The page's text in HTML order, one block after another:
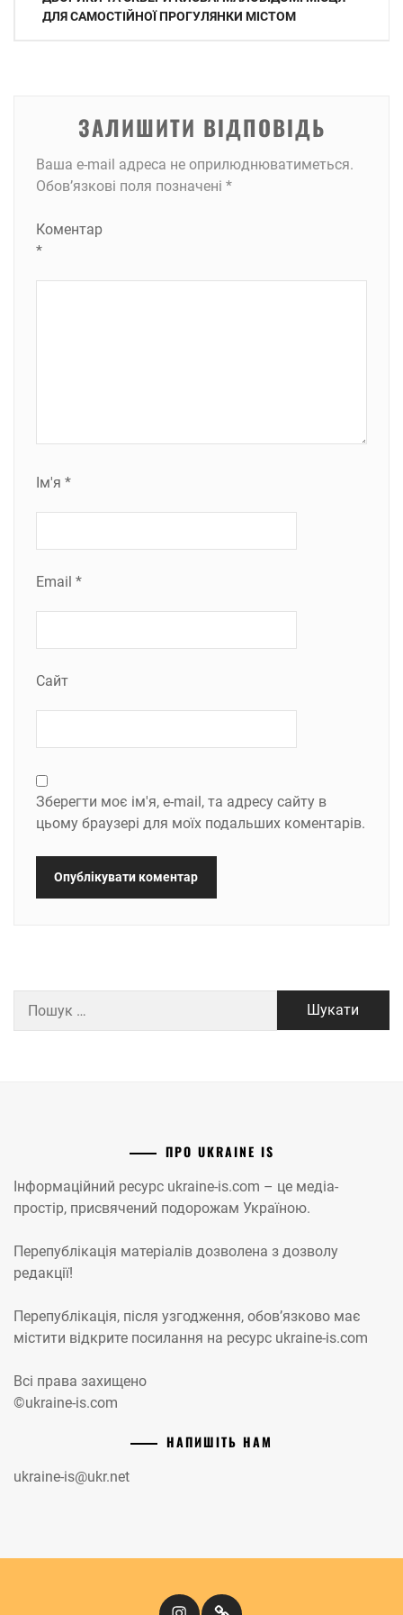
записів
ДЛЯ САМОСТІЙНОЇ ПРОГУЛЯНКИ МІСТОМ
ЗАЛИШИТИ ВІДПОВІДЬ
Ваша e-mail адреса не оприлюднюватиметься.
Обов’язкові поля позначені *
Коментар
*
Ім'я *
Email *
Сайт
Зберегти моє ім'я, e-mail, та адресу сайту в
цьому браузері для моїх подальших коментарів.
ПРО UKRAINE IS
Інформаційний ресурс ukraine-is.com – це медіа-
простір, присвячений подорожам Україною.
Перепублікація матеріалів дозволена з дозволу
редакції!
Перепублікація, після узгодження, обов’язково має
містити відкрите посилання на ресурс ukraine-is.com
Всі права захищено
©ukraine-is.com
НАПИШІТЬ НАМ
ukraine-is@ukr.net
InstagramКіномандри